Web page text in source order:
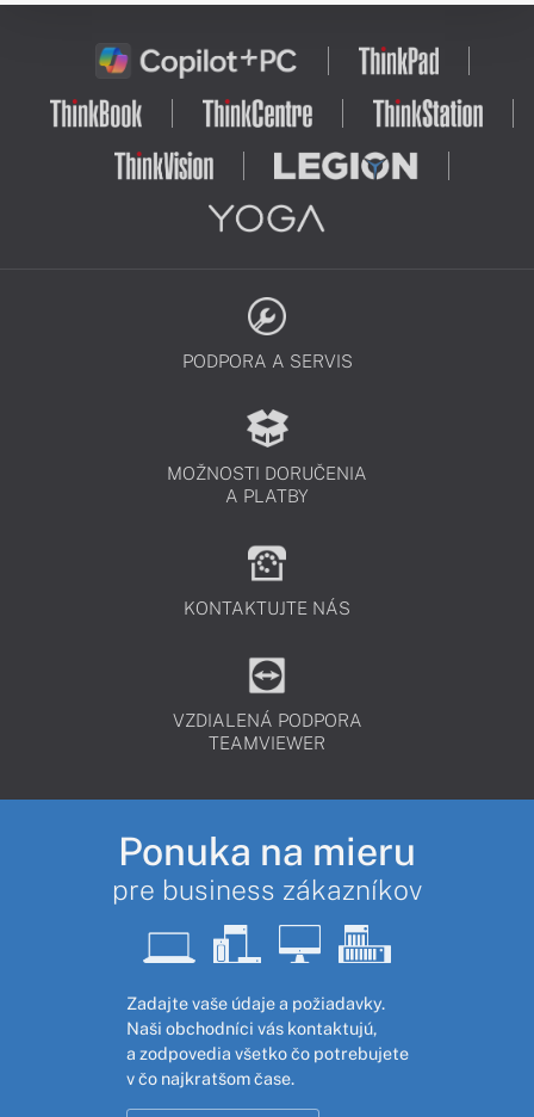
PODPORA A SERVIS
MOŽNOSTI DORUČENIA
A PLATBY
KONTAKTUJTE NÁS
VZDIALENÁ PODPORA
TEAMVIEWER
Ponuka na mieru
pre business zákazníkov
Zadajte vaše údaje a požiadavky.
Naši obchodníci vás kontaktujú,
a zodpovedia všetko čo potrebujete
v čo najkratšom čase.